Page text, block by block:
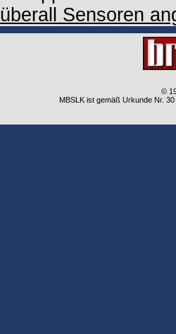
überall Sensoren
©
MBSLK ist gemäß Urkunde Nr.